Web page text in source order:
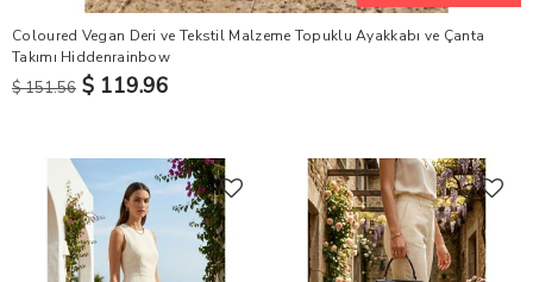
Coloured Vegan Deri ve Tekstil Malzeme Topuklu Ayakkabı ve Çanta
Takımı Hiddenrainbow
$ 151.56 $ 119.96